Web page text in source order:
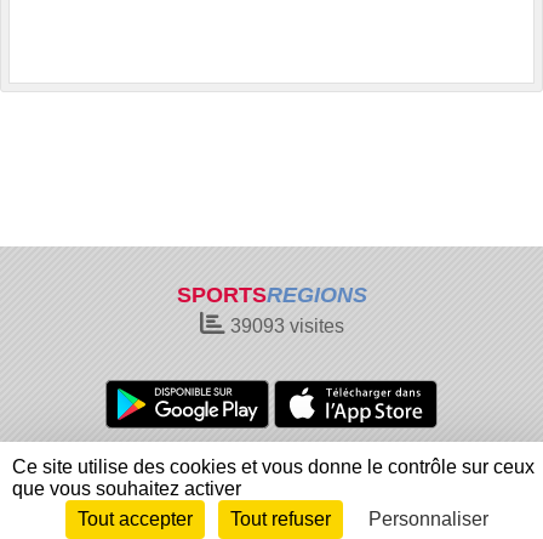
SPORTSREGIONS
39093visites
Charte cookies
Gestion des cookies
Informations légales
Signaler un contenu inapproprié
Envie de participer ?
Connexion
Ce site utilise des cookies et vous donne le contrôle sur ceux
que vous souhaitez activer
Tout accepter
Tout refuser Personnaliser